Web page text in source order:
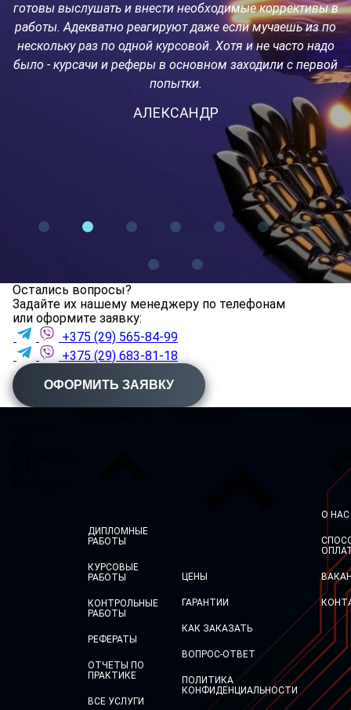
готовы выслушать и внести необходимые коррективы в
работы. Адекватно реагируют даже если мучаешь из по
нескольку раз по одной курсовой. Хотя и не часто надо
было - курсачи и реферы в основном заходили с первой
попытки.
АЛЕКСАНДР
Остались вопросы?
Задайте их нашему менеджеру по телефонам
или оформите заявку:
+375 (29) 565-84-99
+375 (29) 683-81-18
ОФОРМИТЬ ЗАЯВКУ
ДИПЛОМНЫЕ
РАБОТЫ
КУРСОВЫЕ
РАБОТЫ
КОНТРОЛЬНЫЕ
РАБОТЫ
РЕФЕРАТЫ
ОТЧЕТЫ ПО
ПРАКТИКЕ
ВСЕ УСЛУГИ
ЦЕНЫ
ГАРАНТИИ
КАК ЗАКАЗАТЬ
ВОПРОС-ОТВЕТ
ПОЛИТИКА
КОНФИДЕНЦИАЛЬНОСТИ
О НАС